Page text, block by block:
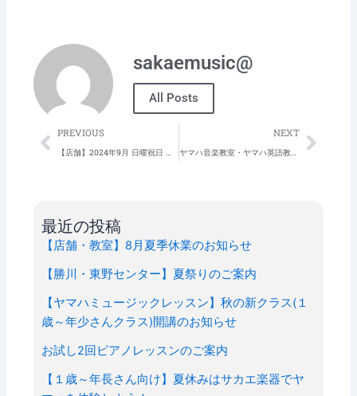
sakaemusic@
All Posts
Prev
PREVIOUS
【店舗】2024年9月 日曜祝日 営業案内
NEXT
ヤマハ音楽教室・ヤマハ英語教室 秋の入会受付中！
Next
最近の投稿
【店舗・教室】8月夏季休業のお知らせ
【勝川・東野センター】夏祭りのご案内
【ヤマハミュージックレッスン】秋の新クラス(１
歳～年少さんクラス)開講のお知らせ
お試し2回ピアノレッスンのご案内
【１歳～年長さん向け】夏休みはサカエ楽器でヤ